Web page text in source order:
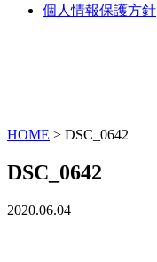
個人情報保護方針
HOME > DSC_0642
DSC_0642
2020.06.04